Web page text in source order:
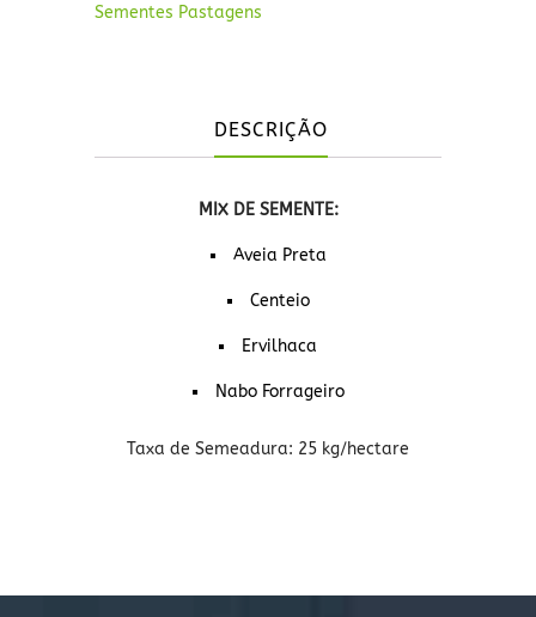
Sementes Pastagens
DESCRIÇÃO
MIX DE SEMENTE:
Aveia Preta
Centeio
Ervilhaca
Nabo Forrageiro
Taxa de Semeadura: 25 kg/hectare